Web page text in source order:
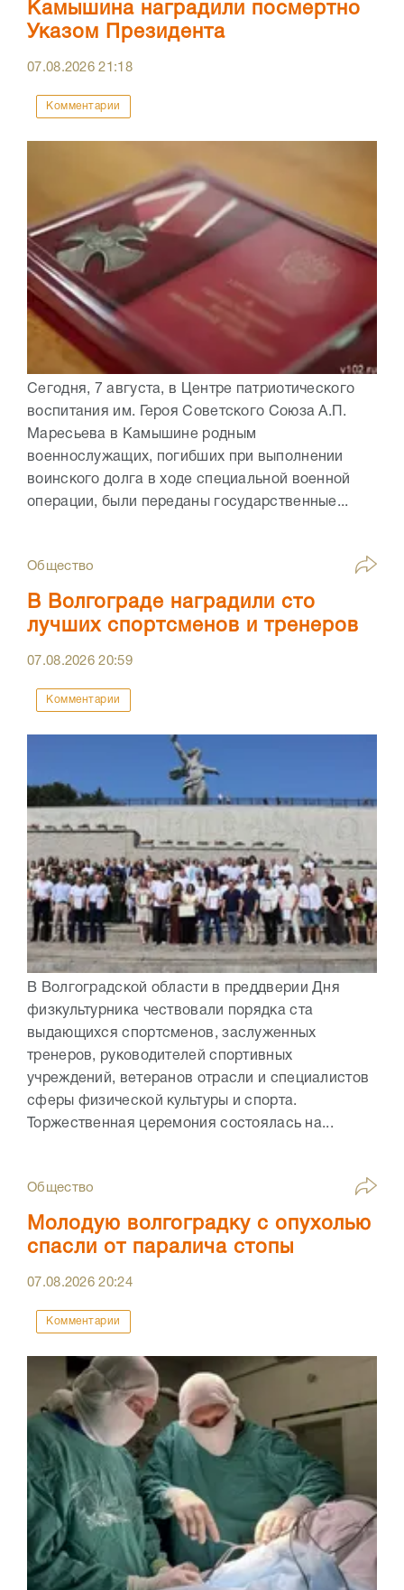
Камышина наградили посмертно
Указом Президента
07.08.202621:18
Комментарии
Сегодня, 7 августа, в Центре патриотического
воспитания им. Героя Советского Союза А.П.
Маресьева в Камышине родным
военнослужащих, погибших при выполнении
воинского долга в ходе специальной военной
операции, были переданы государственные...
Общество
В Волгограде наградили сто
лучших спортсменов и тренеров
07.08.202620:59
Комментарии
В Волгоградской области в преддверии Дня
физкультурника чествовали порядка ста
выдающихся спортсменов, заслуженных
тренеров, руководителей спортивных
учреждений, ветеранов отрасли и специалистов
сферы физической культуры и спорта.
Торжественная церемония состоялась на...
Общество
Молодую волгоградку с опухолью
спасли от паралича стопы
07.08.202620:24
Комментарии